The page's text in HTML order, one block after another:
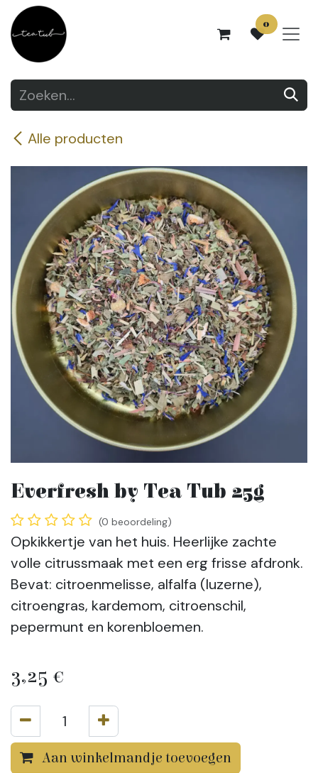
Overslaan naar inhoud
0
Alle producten
Everfresh by Tea Tub 25g
(0 beoordeling)
Opkikkertje van het huis. Heerlijke zachte
volle citrussmaak met een erg frisse afdronk.
Bevat: citroenmelisse, alfalfa (luzerne),
citroengras, kardemom, citroenschil,
pepermunt en korenbloemen.
3,25 €
Aan winkelmandje toevoegen